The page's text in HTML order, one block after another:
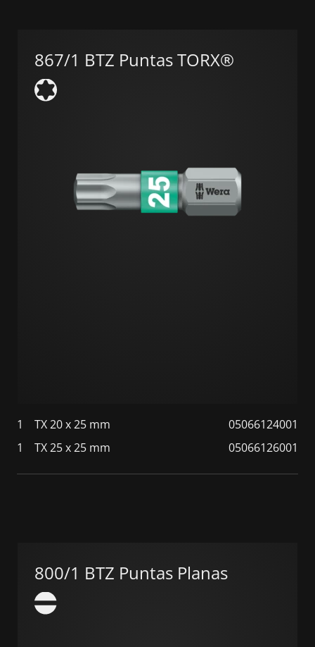
867/1 BTZ Puntas TORX®
1 TX 20 x 25 mm
05066124001
1
TX 25 x 25 mm 05066126001
800/1 BTZ Puntas Planas